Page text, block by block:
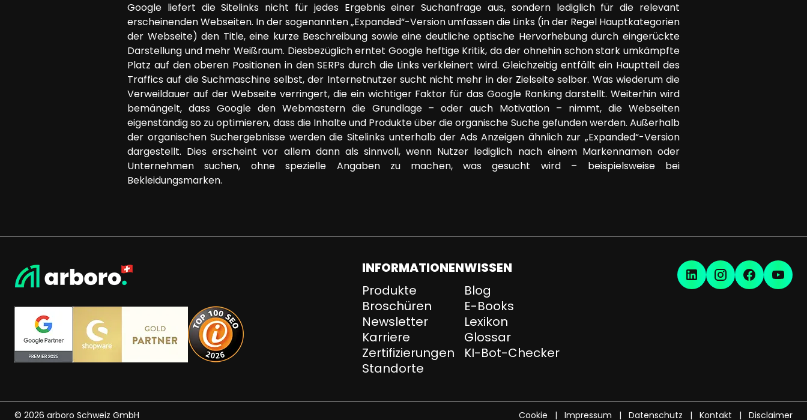
Google liefert die Sitelinks nicht für jedes Ergebnis einer Suchanfrage aus, sondern lediglich für die relevant
erscheinenden Webseiten. In der sogenannten „Expanded“-Version umfassen die Links (in der Regel Hauptkategorien
der Webseite) den Title, eine kurze Beschreibung sowie eine deutliche optische Hervorhebung durch eingerückte
Darstellung und mehr Weißraum. Diesbezüglich erntet Google heftige Kritik, da der ohnehin schon stark umkämpfte
Platz auf den oberen Positionen in den SERPs durch die Links verkleinert wird. Gleichzeitig entfällt ein Hauptteil des
Traffics auf die Suchmaschine selbst, der Internetnutzer sucht nicht mehr in der Zielseite selber. Was wiederum die
Verweildauer auf der Webseite verringert, die ein wichtiger Faktor für das Google Ranking darstellt. Weiterhin wird
bemängelt, dass Google den Webmastern die Grundlage – oder auch Motivation – nimmt, die Webseiten
eigenständig so zu optimieren, dass die Inhalte und Produkte über die organische Suche gefunden werden. Außerhalb
der organischen Suchergebnisse werden die Sitelinks unterhalb der Ads Anzeigen ähnlich zur „Expanded“-Version
dargestellt. Dies erscheint vor allem dann als sinnvoll, wenn Nutzer lediglich nach einem Markennamen oder
Unternehmen suchen, ohne spezielle Angaben zu machen, was gesucht wird – beispielsweise bei
Bekleidungsmarken.
INFORMATIONEN
Produkte
Broschüren
Newsletter
Karriere
Zertifizierungen
Standorte
WISSEN
Blog
E-Books
Lexikon
Glossar
KI-Bot-Checker
© 2026 arboro Schweiz GmbH Cookie Impressum Datenschutz Kontakt Disclaimer